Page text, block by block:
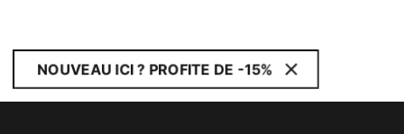
NOUVEAU ICI ? PROFITE DE -15%